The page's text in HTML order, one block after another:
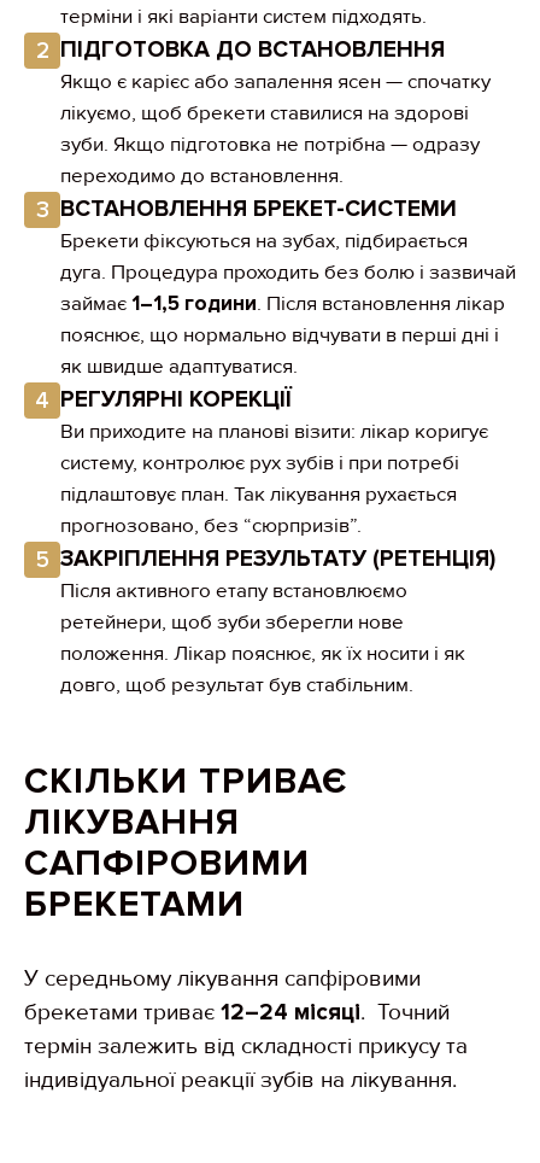
терміни і які варіанти систем підходять.
2 ПІДГОТОВКА ДО ВСТАНОВЛЕННЯ
Якщо є карієс або запалення ясен — спочатку
лікуємо, щоб брекети ставилися на здорові
зуби. Якщо підготовка не потрібна — одразу
переходимо до встановлення.
3 ВСТАНОВЛЕННЯ БРЕКЕТ-СИСТЕМИ
Брекети фіксуються на зубах, підбирається
дуга. Процедура проходить без болю і зазвичай
займає1–1,5 години. Після встановлення лікар
пояснює, що нормально відчувати в перші дні і
як швидше адаптуватися.
4 РЕГУЛЯРНІ КОРЕКЦІЇ
Ви приходите на планові візити: лікар коригує
систему, контролює рух зубів і при потребі
підлаштовує план. Так лікування рухається
прогнозовано, без “сюрпризів”.
5 ЗАКРІПЛЕННЯ РЕЗУЛЬТАТУ (РЕТЕНЦІЯ)
Після активного етапу встановлюємо
ретейнери, щоб зуби зберегли нове
положення. Лікар пояснює, як їх носити і як
довго, щоб результат був стабільним.
СКІЛЬКИ ТРИВАЄ
ЛІКУВАННЯ
САПФІРОВИМИ
БРЕКЕТАМИ
У середньому лікування сапфіровими
брекетами триває 12–24 місяці. Точний
термін залежить від складності прикусу та
індивідуальної реакції зубів на лікування.